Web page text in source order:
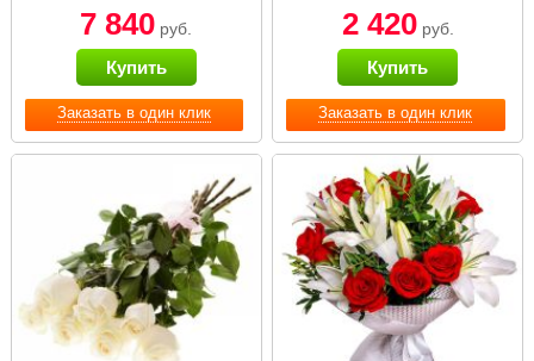
Заказать в один клик
7 840 руб.
Купить
Заказать в один клик
2 420руб.
Купить